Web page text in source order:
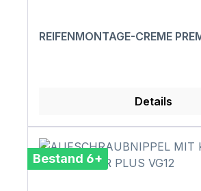
REIFENMONTAGE-CREME
Details
Bestand 6+